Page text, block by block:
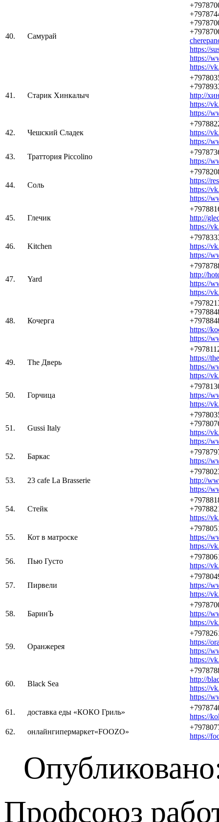
40. Самурай
https://
https://
https://
41. Старик Хинкалыч
http://
https://
https://
42. Чешский Сладек
https://
https://
43.
Траттория Piccolino
https://
44. Соль
https://
https://
https://
45. Глечик
http://
https://
46. Kitchen
https://
https://
47. Yard
http://
https://
https://
48. Кочерга
https://
https://
49. The Дверь
https://
https://
https://
50. Горчица
https://
https://
51. Gussi Italy
https://
https://
52.
Баркас
https://
53. 23 cafe La Brasserie
http://
https://
54. Стейк
https://
55. Кот в матроске
https://
https://
56.
Пью Густо
https://
57. Пирвели
https://
https://
58. БаринЪ
https://
https://
59. Оранжерея
https://
https://
https://
60. Black Sea
http://
https://
https://
61.
доставка еды «КОКО Гриль»
https://
62.
онлайнгипермаркет«FOOZO»
https://
Профсоюз